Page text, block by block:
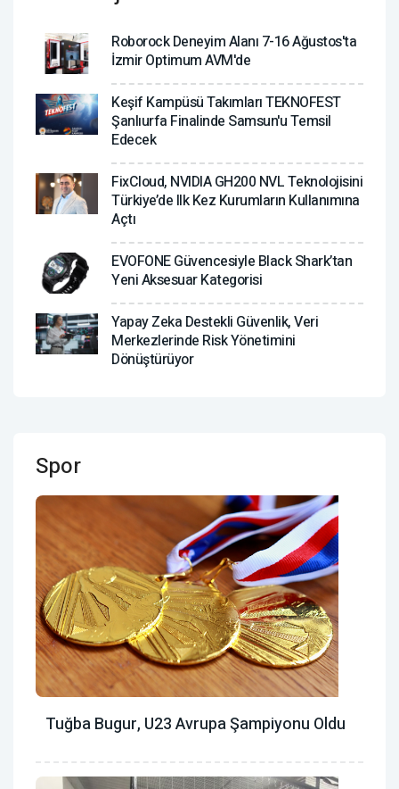
Roborock Deneyim Alanı 7-16 Ağustos'ta
İzmir Optimum AVM'de
Keşif Kampüsü Takımları TEKNOFEST
Şanlıurfa Finalinde Samsun'u Temsil
Edecek
FixCloud, NVIDIA GH200 NVL Teknolojisini
Türkiye’de Ilk Kez Kurumların Kullanımına
Açtı
EVOFONE Güvencesiyle Black Shark’tan
Yeni Aksesuar Kategorisi
Yapay Zeka Destekli Güvenlik, Veri
Merkezlerinde Risk Yönetimini
Dönüştürüyor
Spor
Tuğba Bugur, U23 Avrupa Şampiyonu Oldu